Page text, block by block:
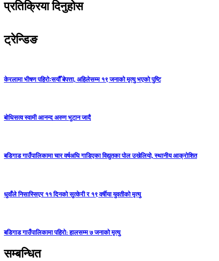
प्रतिक्रिया दिनुहोस
ट्रेन्डिङ
केरलामा भीषण पहिरोःसयौँ बेपत्ता, अहिलेसम्म १९ जनाको मृत्यु भएको पुष्टि
बोधिसत्व स्वामी आनन्द अरुण भुटान जादै
बडिगाड गाउँपालिकामा चार वर्षअघि गाडिएका विद्युतका पोल उखेलियो, स्थानीय आक्रोशित
धुवाँले निसास्सिएर ११ दिनको सुत्केरी र १९ वर्षीया युवतीको मृत्यु
बडिगाड गाउँपालिकामा पहिरो: हालसम्म ७ जनाको मृत्यु
सम्बन्धित